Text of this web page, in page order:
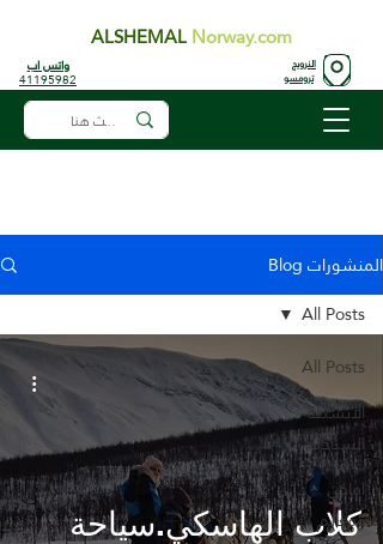
ALSHEMALNorway.com
واتس اب
41195982
النرويج
ترومسو
المنشورات Blog
All Posts
الأنشطة
السياحية
اماكن
ومعالم
All Posts
كلاب الهاسكي.سياحة